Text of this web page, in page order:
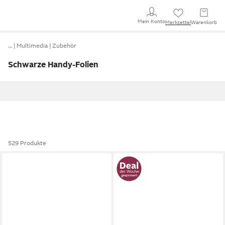
Mein KontoMerkzettel Warenkorb
… Multimedia Zubehör
Schwarze Handy-Folien
529 Produkte